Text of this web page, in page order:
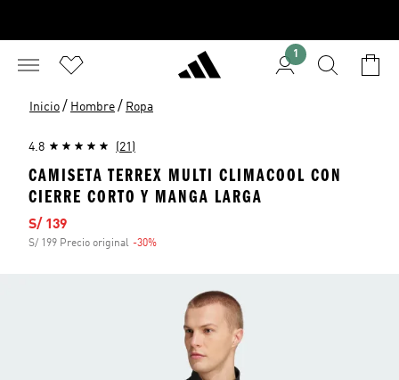
1
Inicio / Hombre / Ropa
4.8 (21)
CAMISETA TERREX MULTI CLIMACOOL CON
CIERRE CORTO Y MANGA LARGA
Precio de venta
S/ 139
S/ 199 Precio original -30%